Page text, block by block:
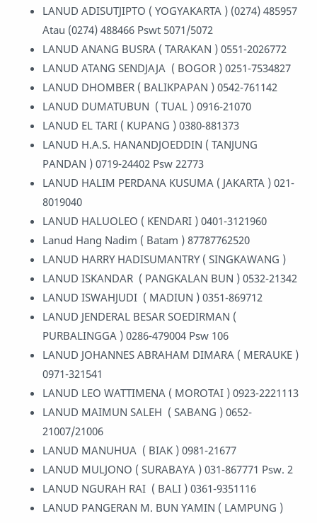
LANUD ADISUTJIPTO ( YOGYAKARTA ) (0274) 485957
Atau (0274) 488466 Pswt 5071/5072
LANUD ANANG BUSRA ( TARAKAN ) 0551-2026772
LANUD ATANG SENDJAJA ( BOGOR ) 0251-7534827
LANUD DHOMBER ( BALIKPAPAN ) 0542-761142
LANUD DUMATUBUN ( TUAL ) 0916-21070
LANUD EL TARI ( KUPANG ) 0380-881373
LANUD H.A.S. HANANDJOEDDIN ( TANJUNG
PANDAN ) 0719-24402 Psw 22773
LANUD HALIM PERDANA KUSUMA ( JAKARTA ) 021-
8019040
LANUD HALUOLEO ( KENDARI ) 0401-3121960
Lanud Hang Nadim ( Batam ) 87787762520
LANUD HARRY HADISUMANTRY ( SINGKAWANG )
LANUD ISKANDAR ( PANGKALAN BUN ) 0532-21342
LANUD ISWAHJUDI ( MADIUN ) 0351-869712
LANUD JENDERAL BESAR SOEDIRMAN (
PURBALINGGA ) 0286-479004 Psw 106
LANUD JOHANNES ABRAHAM DIMARA ( MERAUKE )
0971-321541
LANUD LEO WATTIMENA ( MOROTAI ) 0923-2221113
LANUD MAIMUN SALEH ( SABANG ) 0652-
21007/21006
LANUD MANUHUA ( BIAK ) 0981-21677
LANUD MULJONO ( SURABAYA ) 031-867771 Psw. 2
LANUD NGURAH RAI ( BALI ) 0361-9351116
LANUD PANGERAN M. BUN YAMIN ( LAMPUNG )